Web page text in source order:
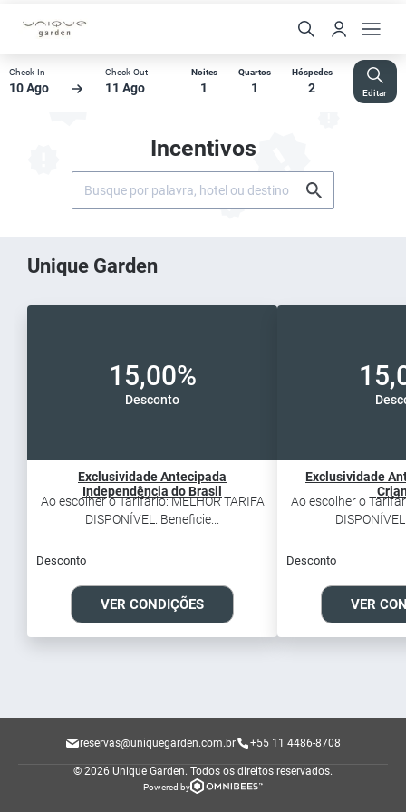
Check-In
10 Ago
Check-Out
11 Ago
Noites
1
Quartos
1
Hóspedes
2 Editar
Incentivos
Unique Garden
15,00%
Desconto
Exclusividade Antecipada
Independência do Brasil
Ao escolher o Tarifário: MELHOR TARIFA
DISPONÍVEL. Beneficie...
Desconto
VER CONDIÇÕES
Exclusividade
Ao escolher o
Desconto
VER
reservas@uniquegarden.com.br +55 11 4486-8708
© 2026 Unique Garden. Todos os direitos reservados.
Powered by